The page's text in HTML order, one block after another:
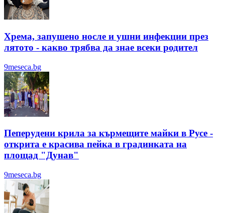
Хрема, запушено носле и ушни инфекции през
лятотo - какво трябва да знае всеки родител
9meseca.bg
Пеперудени крила за кърмещите майки в Русе -
открита е красива пейка в градинката на
площад "Дунав"
9meseca.bg